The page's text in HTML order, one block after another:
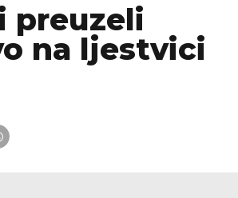
preuzeli
na ljestvici